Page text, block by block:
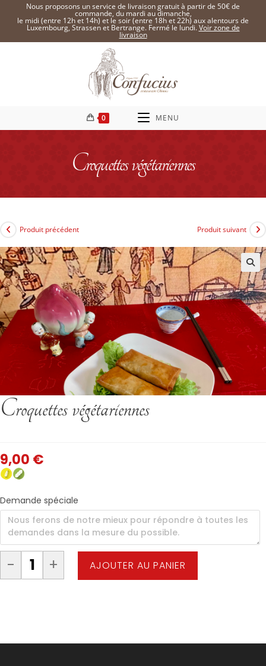
Nous proposons un service de livraison gratuit à partir de 50€ de
commande, du mardi au dimanche,
le midi (entre 12h et 14h) et le soir (entre 18h et 22h) aux alentours de
Luxembourg, Strassen et Bertrange. Fermé le lundi.Voir zone de
livraison
0 MENU
Croquettes végétariennes
Produit précédent Produit suivant
Croquettes végétariennes
9,00 €
Demande spéciale
- + AJOUTER AU PANIER